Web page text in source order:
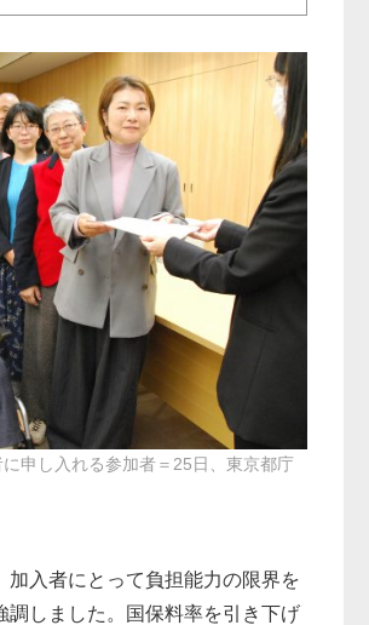
申し入れる参加者＝25日、東京都庁
入者にとって負担能力の限界を
しました。国保料率を引き下げ